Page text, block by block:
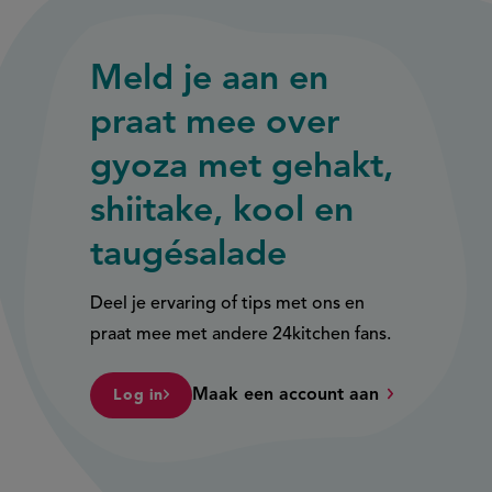
Meld je aan en
praat mee over
gyoza met gehakt,
shiitake, kool en
taugésalade
Deel je ervaring of tips met ons en
praat mee met andere 24kitchen fans.
Log in Maak een account aan